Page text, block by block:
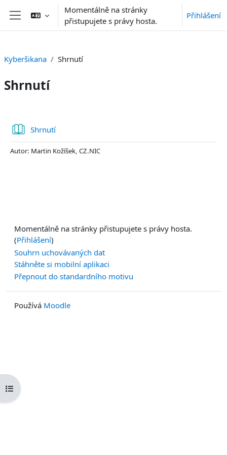
Přejít k hlavnímu obsahu
Boční panel
Momentálně na stránky
přistupujete s právy hosta.
Přihlášení
Otevřít indexu kurzu
Kyberšikana Shrnutí
Shrnutí
ShrnutíKniha
Autor: Martin Kožíšek, CZ.NIC
Momentálně na stránky přistupujete s právy hosta.
(Přihlášení)
Souhrn uchovávaných dat
Stáhněte si mobilní aplikaci
Přepnout do standardního motivu
Používá Moodle